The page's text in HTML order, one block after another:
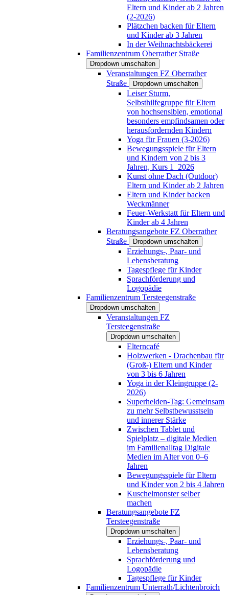
Eltern und Kinder ab 2 Jahren
(2-2026)
Plätzchen backen für Eltern
und Kinder ab 3 Jahren
In der Weihnachtsbäckerei
Familienzentrum Oberrather Straße
Dropdown umschalten
Veranstaltungen FZ Oberrather
Straße
Dropdown umschalten
Leiser Sturm,
Selbsthilfegruppe für Eltern
von hochsensiblen, emotional
besonders empfindsamen oder
herausfordernden Kindern
Yoga für Frauen (3-2026)
Bewegungsspiele für Eltern
und Kindern von 2 bis 3
Jahren, Kurs 1_2026
Kunst ohne Dach (Outdoor)
Eltern und Kinder ab 2 Jahren
Eltern und Kinder backen
Weckmänner
Feuer-Werkstatt für Eltern und
Kinder ab 4 Jahren
Beratungsangebote FZ Oberrather
Straße
Dropdown umschalten
Erziehungs-, Paar- und
Lebensberatung
Tagespflege für Kinder
Sprachförderung und
Logopädie
Familienzentrum Tersteegenstraße
Dropdown umschalten
Veranstaltungen FZ
Tersteegenstraße
Dropdown umschalten
Elterncafé
Holzwerken - Drachenbau für
(Groß-) Eltern und Kinder
von 3 bis 6 Jahren
Yoga in der Kleingruppe (2-
2026)
Superhelden-Tag: Gemeinsam
zu mehr Selbstbewusstsein
und innerer Stärke
Zwischen Tablet und
Spielplatz – digitale Medien
im Familienalltag Digitale
Medien im Alter von 0–6
Jahren
Bewegungsspiele für Eltern
und Kinder von 2 bis 4 Jahren
Kuschelmonster selber
machen
Beratungsangebote FZ
Tersteegenstraße
Dropdown umschalten
Erziehungs-, Paar- und
Lebensberatung
Sprachförderung und
Logopädie
Tagespflege für Kinder
Familienzentrum Unterrath/Lichtenbroich